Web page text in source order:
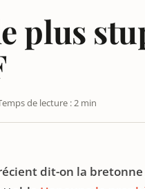
plus
de lecture : 2 min
ENORA MALAGRÉ LANCE
dit-on la bretonne